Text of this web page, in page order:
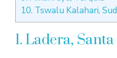
10. Tswalu Kalahari,
1. Ladera,